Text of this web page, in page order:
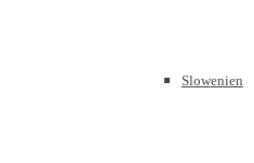
Slowenien